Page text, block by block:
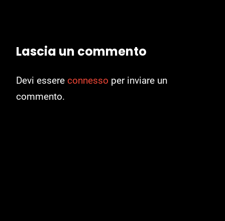
Lascia un commento
Devi essere connesso per inviare un
commento.